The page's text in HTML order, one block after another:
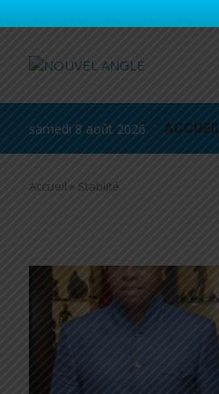
samedi 8 août 2026
Accueil » Stabiité